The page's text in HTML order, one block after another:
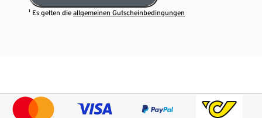
¹ Es gelten dieallgemeinen Gutscheinbedingungen